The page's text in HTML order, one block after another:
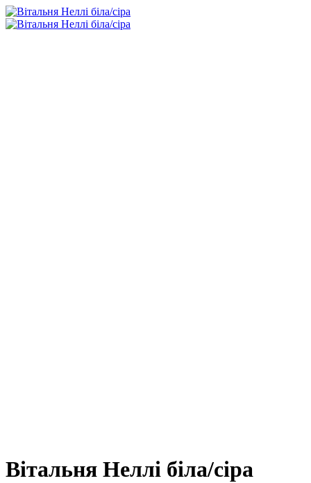
Вітальня Неллі біла/сіра